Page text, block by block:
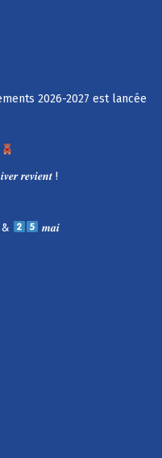
2026-2027 est lancée
𝒓𝒆𝒗𝒊𝒆𝒏𝒕 !
& 𝒎𝒂𝒊